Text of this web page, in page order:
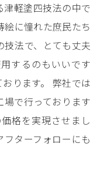
軽塗四技法の中で
絵に憧れた庶民たち
法で、とても丈夫
するのもいいです
ります。 弊社では
で行っております
格を実現させまし
ターフォローにも